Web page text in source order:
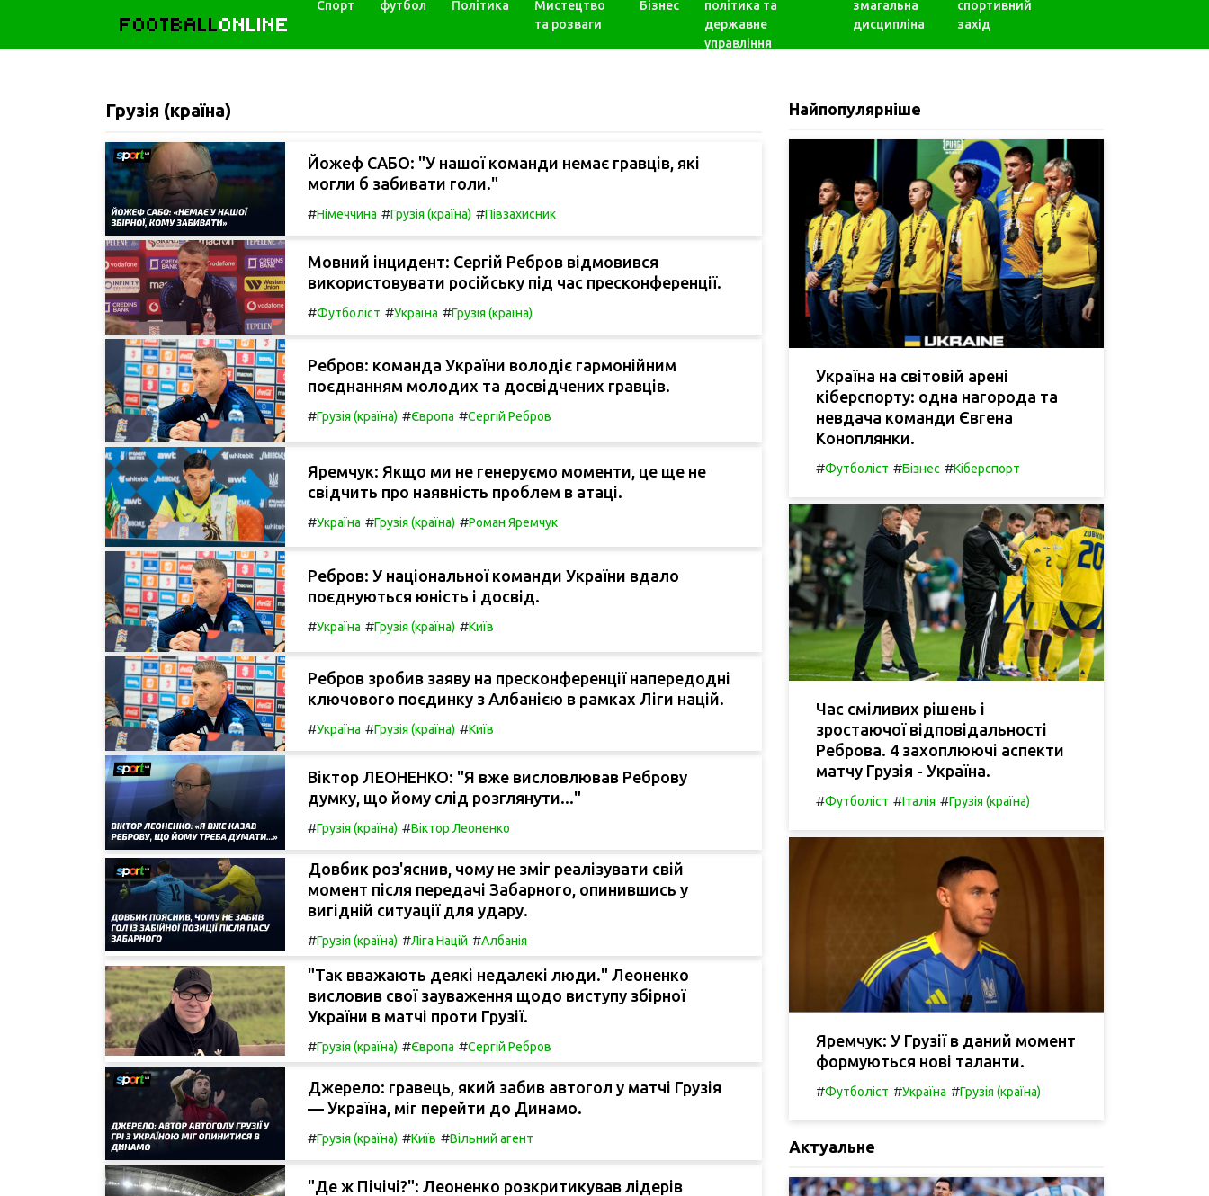
FOOTBALLONLINE
Спорт футбол Політика
Мистецтво
та розваги
Бізнес
політика та
державне
управління
змагальна
дисципліна
спортивний
захід
Грузія (країна)
Йожеф САБО: "У нашої команди немає гравців, які
могли б забивати голи."
#Німеччина #Грузія (країна) #Півзахисник
Мовний інцидент: Сергій Ребров відмовився
використовувати російську під час пресконференції.
#Футболіст #Україна #Грузія (країна)
Ребров: команда України володіє гармонійним
поєднанням молодих та досвідчених гравців.
#Грузія (країна) #Європа #Сергій Ребров
Яремчук: Якщо ми не генеруємо моменти, це ще не
свідчить про наявність проблем в атаці.
#Україна #Грузія (країна) #Роман Яремчук
Ребров: У національної команди України вдало
поєднуються юність і досвід.
#Україна #Грузія (країна) #Київ
Ребров зробив заяву на пресконференції напередодні
ключового поєдинку з Албанією в рамках Ліги націй.
#Україна #Грузія (країна) #Київ
Віктор ЛЕОНЕНКО: "Я вже висловлював Реброву
думку, що йому слід розглянути..."
#Грузія (країна) #Віктор Леоненко
Довбик роз'яснив, чому не зміг реалізувати свій
момент після передачі Забарного, опинившись у
вигідній ситуації для удару.
#Грузія (країна) #Ліга Націй #Албанія
"Так вважають деякі недалекі люди." Леоненко
висловив свої зауваження щодо виступу збірної
України в матчі проти Грузії.
#Грузія (країна) #Європа #Сергій Ребров
Джерело: гравець, який забив автогол у матчі Грузія
— Україна, міг перейти до Динамо.
#Грузія (країна) #Київ #Вільний агент
"Де ж Пічічі?": Леоненко розкритикував лідерів
Найпопулярніше
Україна на світовій арені
кіберспорту: одна нагорода та
невдача команди Євгена
Коноплянки.
#Футболіст #Бізнес #Кіберспорт
Час сміливих рішень і
зростаючої відповідальності
Реброва. 4 захоплюючі аспекти
матчу Грузія - Україна.
#Футболіст #Італія #Грузія (країна)
Яремчук: У Грузії в даний момент
формуються нові таланти.
#Футболіст #Україна #Грузія (країна)
Актуальне